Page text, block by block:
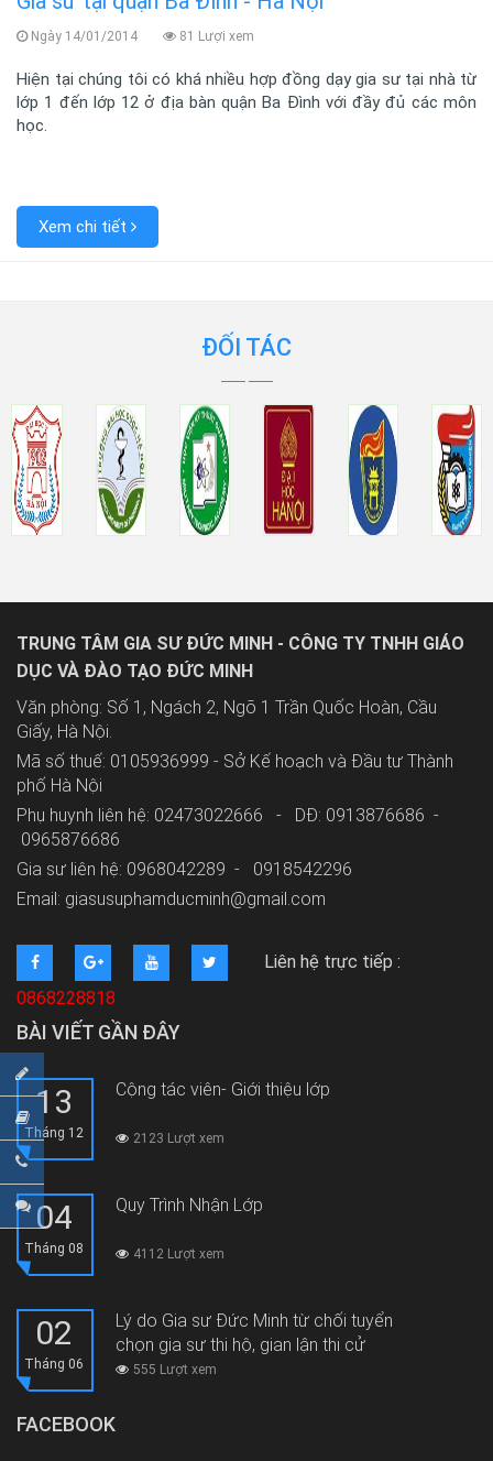
Ngày 14/01/2014 81 Lượi xem
Hiện tại chúng tôi có khá nhiều hợp đồng dạy gia sư tại nhà từ
lớp 1 đến lớp 12 ở địa bàn quận Ba Đình với đầy đủ các môn
học.
Xem chi tiết
ĐỐI TÁC
TRUNG TÂM GIA SƯ ĐỨC MINH - CÔNG TY TNHH GIÁO
DỤC VÀ ĐÀO TẠO ĐỨC MINH
Văn phòng: Số 1, Ngách 2, Ngõ 1 Trần Quốc Hoàn, Cầu
Giấy, Hà Nội.
Mã số thuế: 0105936999 - Sở Kế hoạch và Đầu tư Thành
phố Hà Nội
Phụ huynh liên hệ: 02473022666 - DĐ: 0913876686 -
0965876686
Gia sư liên hệ: 0968042289 - 0918542296
Email: giasusuphamducminh@gmail.com
Liên hệ trực tiếp :
0868228818
BÀI VIẾT GẦN ĐÂY
13
Tháng 12
Cộng tác viên- Giới thiệu lớp
2123 Lượt xem
04
Tháng 08
Quy Trình Nhận Lớp
4112 Lượt xem
02
Tháng 06
Lý do Gia sư Đức Minh từ chối tuyển
chọn gia sư thi hộ, gian lận thi cử
555 Lượt xem
FACEBOOK